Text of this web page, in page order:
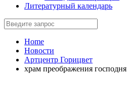
Литературный календарь
Home
Новости
Артцентр Горицвет
храм преображения господня